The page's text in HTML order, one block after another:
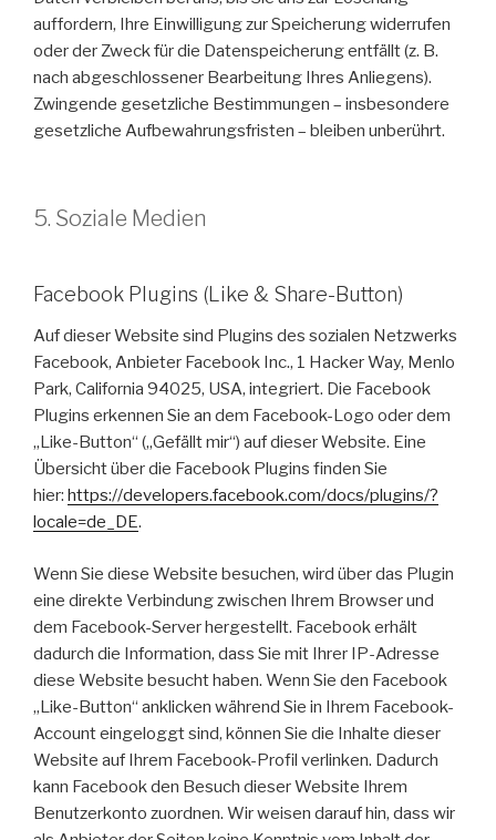
auffordern, Ihre Einwilligung zur Speicherung widerrufen
oder der Zweck für die Datenspeicherung entfällt (z. B.
nach abgeschlossener Bearbeitung Ihres Anliegens).
Zwingende gesetzliche Bestimmungen – insbesondere
gesetzliche Aufbewahrungsfristen – bleiben unberührt.
5. Soziale Medien
Facebook Plugins (Like & Share-Button)
Auf dieser Website sind Plugins des sozialen Netzwerks
Facebook, Anbieter Facebook Inc., 1 Hacker Way, Menlo
Park, California 94025, USA, integriert. Die Facebook
Plugins erkennen Sie an dem Facebook-Logo oder dem
„Like-Button“ („Gefällt mir“) auf dieser Website. Eine
Übersicht über die Facebook Plugins finden Sie
hier: https://developers.facebook.com/docs/plugins/?
locale=de_DE.
Wenn Sie diese Website besuchen, wird über das Plugin
eine direkte Verbindung zwischen Ihrem Browser und
dem Facebook-Server hergestellt. Facebook erhält
dadurch die Information, dass Sie mit Ihrer IP-Adresse
diese Website besucht haben. Wenn Sie den Facebook
„Like-Button“ anklicken während Sie in Ihrem Facebook-
Account eingeloggt sind, können Sie die Inhalte dieser
Website auf Ihrem Facebook-Profil verlinken. Dadurch
kann Facebook den Besuch dieser Website Ihrem
Benutzerkonto zuordnen. Wir weisen darauf hin, dass wir